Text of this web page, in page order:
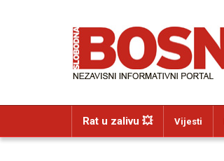
Rat u zalivu 💥 Vijesti